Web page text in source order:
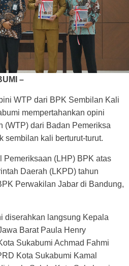
–
WTP dari BPK Sembilan Kali
mempertahankan opini
(WTP) dari Badan Pemeriksa
sembilan kali berturut-turut.
Pemeriksaan (LHP) BPK atas
Daerah (LKPD) tahun
Perwakilan Jabar di Bandung,
diserahkan langsung Kepala
Barat Paula Henry
Sukabumi Achmad Fahmi
Kota Sukabumi Kamal